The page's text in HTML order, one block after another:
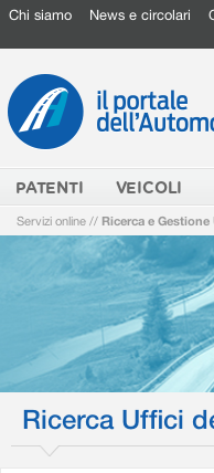
Chi siamo News e circolari
PATENTI VEICOLI
Servizi online // Ricerca e Gestione
Ricerca Uffici